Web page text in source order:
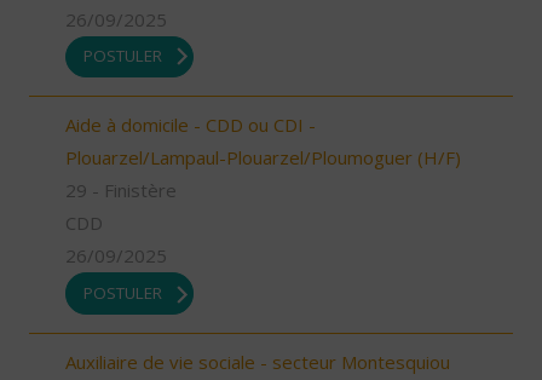
26/09/2025
POSTULER
Aide à domicile - CDD ou CDI -
Plouarzel/Lampaul-Plouarzel/Ploumoguer (H/F)
29 - Finistère
CDD
26/09/2025
POSTULER
Auxiliaire de vie sociale - secteur Montesquiou